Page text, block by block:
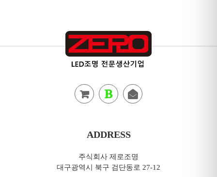
ADDRESS
주식회사 제로조명
대구광역시 북구 검단동로 27-12